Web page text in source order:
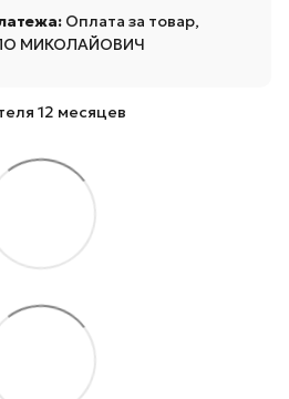
Оплата за товар,
МИКОЛАЙОВИЧ
12 месяцев